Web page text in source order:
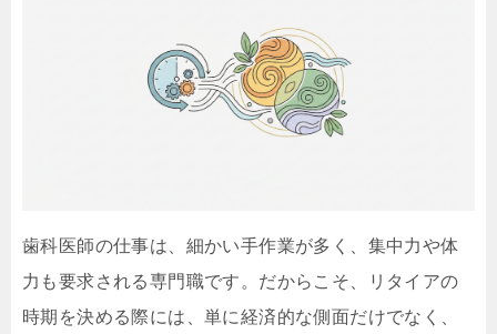
歯科医師の仕事は、細かい手作業が多く、集中力や体
力も要求される専門職です。だからこそ、リタイアの
時期を決める際には、単に経済的な側面だけでなく、